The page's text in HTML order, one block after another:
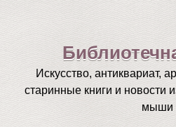
Искусство, антиквариат,
старинные книги и новости
мыши